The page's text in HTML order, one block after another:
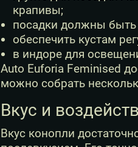
крапивы;
посадки должны быть
обеспечить кустам
в индоре для
Auto Euforia Feminised
можно собрать
Вкус и
Вкус конопли